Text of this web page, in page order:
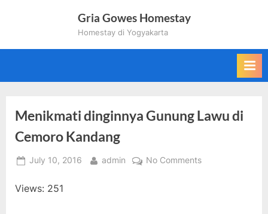
Gria Gowes Homestay
Homestay di Yogyakarta
Menikmati dinginnya Gunung Lawu di
Cemoro Kandang
Posted
July 10, 2016 By
admin No Commentson
Views: 251